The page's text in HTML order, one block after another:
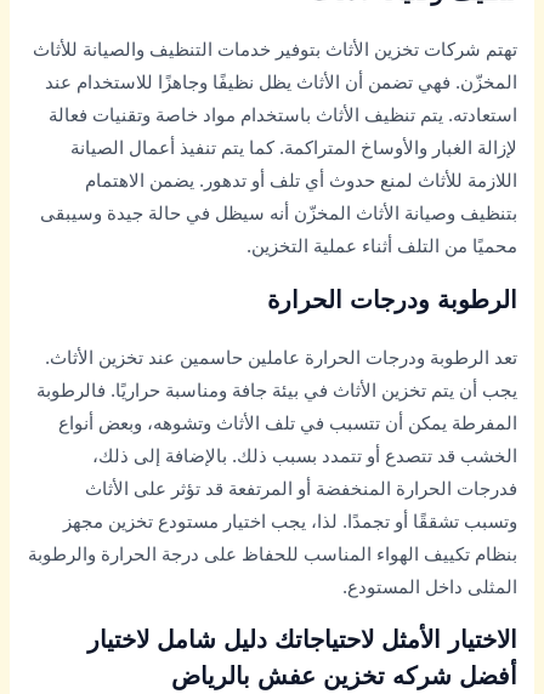
تهتم شركات تخزين الأثاث بتوفير خدمات التنظيف والصيانة للأثاث
المخزّن. فهي تضمن أن الأثاث يظل نظيفًا وجاهزًا للاستخدام عند
استعادته. يتم تنظيف الأثاث باستخدام مواد خاصة وتقنيات فعالة
لإزالة الغبار والأوساخ المتراكمة. كما يتم تنفيذ أعمال الصيانة
اللازمة للأثاث لمنع حدوث أي تلف أو تدهور. يضمن الاهتمام
بتنظيف وصيانة الأثاث المخزّن أنه سيظل في حالة جيدة وسيبقى
محميًا من التلف أثناء عملية التخزين.
الرطوبة ودرجات الحرارة
تعد الرطوبة ودرجات الحرارة عاملين حاسمين عند تخزين الأثاث.
يجب أن يتم تخزين الأثاث في بيئة جافة ومناسبة حراريًا. فالرطوبة
المفرطة يمكن أن تتسبب في تلف الأثاث وتشوهه، وبعض أنواع
الخشب قد تتصدع أو تتمدد بسبب ذلك. بالإضافة إلى ذلك،
فدرجات الحرارة المنخفضة أو المرتفعة قد تؤثر على الأثاث
وتسبب تشققًا أو تجمدًا. لذا، يجب اختيار مستودع تخزين مجهز
بنظام تكييف الهواء المناسب للحفاظ على درجة الحرارة والرطوبة
المثلى داخل المستودع.
الاختيار الأمثل لاحتياجاتك دليل شامل لاختيار
أفضل شركه تخزين عفش بالرياض